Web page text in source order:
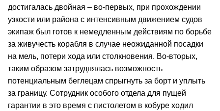
достигалась двойная – во-первых, при прохождении
узкости или района с интенсивным движением судов
экипаж был готов к немедленным действиям по борьбе
за живучесть корабля в случае неожиданной посадки
на мель, потери хода или столкновения. Во-вторых,
таким образом затруднялась возможность
потенциальным беглецам спрыгнуть за борт и уплыть
за границу. Сотрудник особого отдела для пущей
гарантии в это время с пистолетом в кобуре ходил